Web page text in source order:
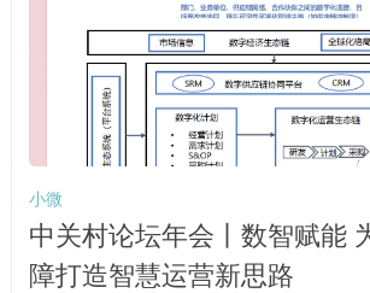
小微
中关村论坛年会丨数智赋能
障打造智慧运营新思路